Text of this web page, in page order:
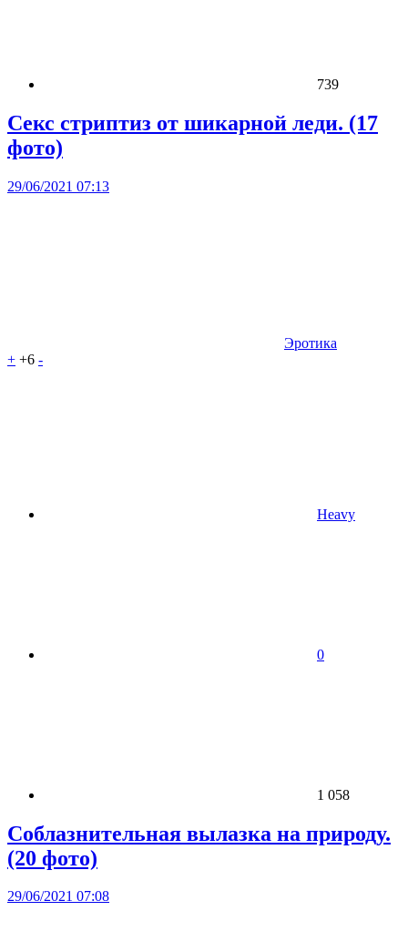
739
Секс стриптиз от шикарной леди. (17
фото)
29/06/2021 07:13
Эротика
+ +6 -
Heavy
0
1 058
Соблазнительная вылазка на природу.
(20 фото)
29/06/2021 07:08